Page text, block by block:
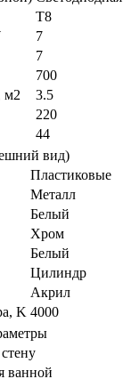
T8
7
7
700
м2
3.5
220
44
вид)
Пластиковые
Металл
Белый
Хром
Белый
Цилиндр
Акрил
K 4000
ванной